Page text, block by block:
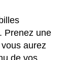
Prenez une
aurez